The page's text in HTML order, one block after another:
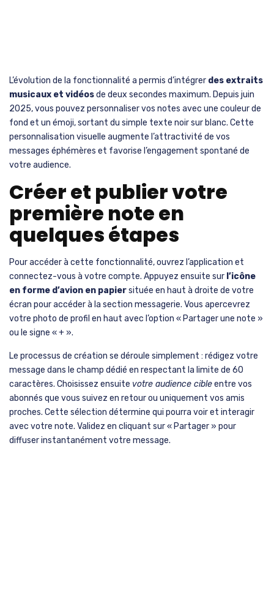
L’évolution de la fonctionnalité a permis d’intégrer des extraits
musicaux et vidéosde deux secondes maximum. Depuis juin
2025, vous pouvez personnaliser vos notes avec une couleur de
fond et un émoji, sortant du simple texte noir sur blanc. Cette
personnalisation visuelle augmente l’attractivité de vos
messages éphémères et favorise l’engagement spontané de
votre audience.
Créer et publier votre
première note en
quelques étapes
Pour accéder à cette fonctionnalité, ouvrez l’application et
connectez-vous à votre compte. Appuyez ensuite sur l’icône
en forme d’avion en papiersituée en haut à droite de votre
écran pour accéder à la section messagerie. Vous apercevrez
votre photo de profil en haut avec l’option « Partager une note »
ou le signe « + ».
Le processus de création se déroule simplement : rédigez votre
message dans le champ dédié en respectant la limite de 60
caractères. Choisissez ensuite votre audience cibleentre vos
abonnés que vous suivez en retour ou uniquement vos amis
proches. Cette sélection détermine qui pourra voir et interagir
avec votre note. Validez en cliquant sur « Partager » pour
diffuser instantanément votre message.